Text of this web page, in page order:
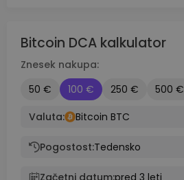
Bitcoin DCA kalkulator
Znesek nakupa:
50 €
100 € 250 € 500 €
Valuta:
Bitcoin BTC
Pogostost:Tedensko
Začetni datum:pred 3 leti